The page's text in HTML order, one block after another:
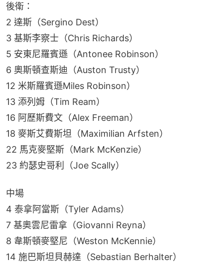
後衛：
2 達斯（Sergino Dest）
3 基斯李察士（Chris Richards）
5 安東尼羅賓遜（Antonee Robinson）
6 奧斯頓查斯迪（Auston Trusty）
12 米斯羅賓遜Miles Robinson）
13 添列姆（Tim Ream）
16 阿歷斯費文（Alex Freeman）
18 麥斯艾費斯坦（Maximilian Arfsten）
22 馬克麥堅斯（Mark McKenzie）
23 約瑟史哥利（Joe Scally）
中場
4 泰拿阿當斯（Tyler Adams）
7 基奧雲尼雷拿（Giovanni Reyna）
8 韋斯頓麥堅尼（Weston McKennie）
14 施巴斯坦貝赫達（Sebastian Berhalter）